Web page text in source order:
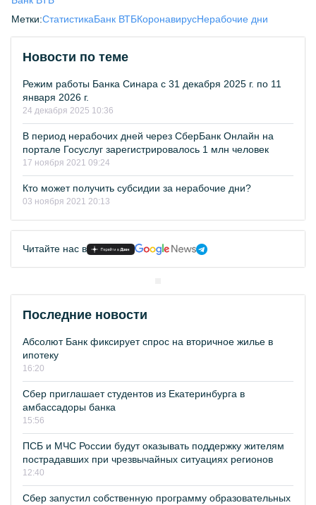
Метки:СтатистикаБанк ВТБКоронавирусНерабочие дни
Новости по теме
Режим работы Банка Синара с 31 декабря 2025 г. по 11
января 2026 г.
24 декабря 2025 10:36
В период нерабочих дней через СберБанк Онлайн на
портале Госуслуг зарегистрировалось 1 млн человек
17 ноября 2021 09:24
Кто может получить субсидии за нерабочие дни?
03 ноября 2021 20:13
Читайте нас в
Последние новости
Абсолют Банк фиксирует спрос на вторичное жилье в
ипотеку
16:20
Сбер приглашает студентов из Екатеринбурга в
амбассадоры банка
15:56
ПСБ и МЧС России будут оказывать поддержку жителям
пострадавших при чрезвычайных ситуациях регионов
12:40
Сбер запустил собственную программу образовательных